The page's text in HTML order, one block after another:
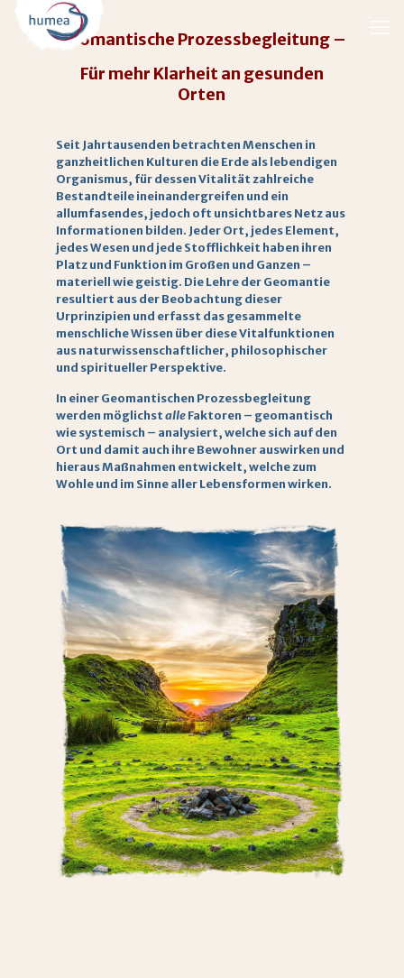
Geomantische Prozessbegleitung –
Für mehr Klarheit an gesunden
Orten
Seit Jahrtausenden betrachten Menschen in
ganzheitlichen Kulturen die Erde als lebendigen
Organismus, für dessen Vitalität zahlreiche
Bestandteile ineinandergreifen und ein
allumfasendes, jedoch oft unsichtbares Netz aus
Informationen bilden. Jeder Ort, jedes Element,
jedes Wesen und jede Stofflichkeit haben ihren
Platz und Funktion im Großen und Ganzen –
materiell wie geistig. Die Lehre der Geomantie
resultiert aus der Beobachtung dieser
Urprinzipien und erfasst das gesammelte
menschliche Wissen über diese Vitalfunktionen
aus naturwissenschaftlicher, philosophischer
und spiritueller Perspektive.
In einer Geomantischen Prozessbegleitung
werden möglichstalleFaktoren – geomantisch
wie systemisch – analysiert, welche sich auf den
Ort und damit auch ihre Bewohner auswirken und
hieraus Maßnahmen entwickelt, welche zum
Wohle und im Sinne aller Lebensformen wirken.